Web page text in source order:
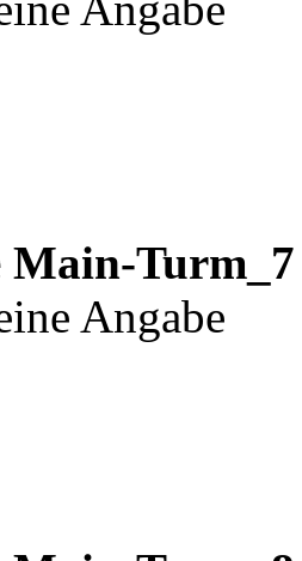
Main-Turm_7
Angabe